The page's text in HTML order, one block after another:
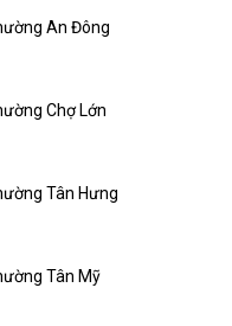
An Đông
Chợ Lớn
Tân Hưng
Tân Mỹ